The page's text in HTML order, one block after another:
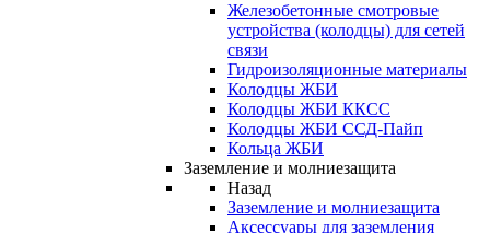
Железобетонные смотровые
устройства (колодцы) для сетей
связи
Гидроизоляционные материалы
Колодцы ЖБИ
Колодцы ЖБИ ККСС
Колодцы ЖБИ ССД-Пайп
Кольца ЖБИ
Заземление и молниезащита
Назад
Заземление и молниезащита
Аксессуары для заземления